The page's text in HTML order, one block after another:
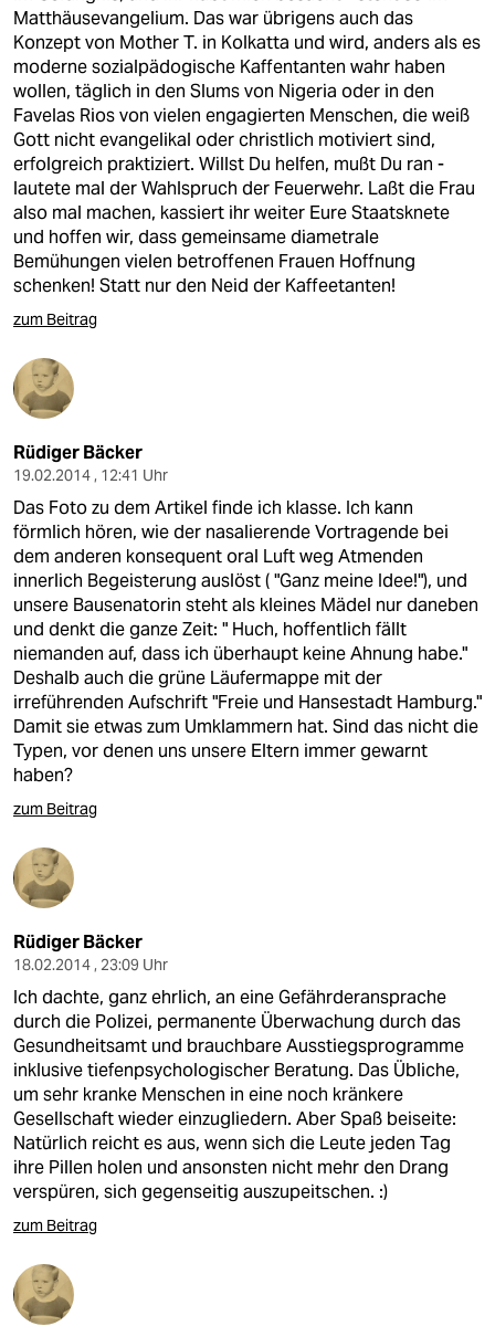
epaper login
Matthäusevangelium. Das war übrigens auch das
Konzept von Mother T. in Kolkatta und wird, anders als es
moderne sozialpädogische Kaffentanten wahr haben
wollen, täglich in den Slums von Nigeria oder in den
Favelas Rios von vielen engagierten Menschen, die weiß
Gott nicht evangelikal oder christlich motiviert sind,
erfolgreich praktiziert. Willst Du helfen, mußt Du ran -
lautete mal der Wahlspruch der Feuerwehr. Laßt die Frau
also mal machen, kassiert ihr weiter Eure Staatsknete
und hoffen wir, dass gemeinsame diametrale
Bemühungen vielen betroffenen Frauen Hoffnung
schenken! Statt nur den Neid der Kaffeetanten!
zum Beitrag
Rüdiger Bäcker
19.02.2014 , 12:41 Uhr
Das Foto zu dem Artikel finde ich klasse. Ich kann
förmlich hören, wie der nasalierende Vortragende bei
dem anderen konsequent oral Luft weg Atmenden
innerlich Begeisterung auslöst ( "Ganz meine Idee!"), und
unsere Bausenatorin steht als kleines Mädel nur daneben
und denkt die ganze Zeit: " Huch, hoffentlich fällt
niemanden auf, dass ich überhaupt keine Ahnung habe."
Deshalb auch die grüne Läufermappe mit der
irreführenden Aufschrift "Freie und Hansestadt Hamburg."
Damit sie etwas zum Umklammern hat. Sind das nicht die
Typen, vor denen uns unsere Eltern immer gewarnt
haben?
zum Beitrag
Rüdiger Bäcker
18.02.2014 , 23:09 Uhr
Ich dachte, ganz ehrlich, an eine Gefährderansprache
durch die Polizei, permanente Überwachung durch das
Gesundheitsamt und brauchbare Ausstiegsprogramme
inklusive tiefenpsychologischer Beratung. Das Übliche,
um sehr kranke Menschen in eine noch kränkere
Gesellschaft wieder einzugliedern. Aber Spaß beiseite:
Natürlich reicht es aus, wenn sich die Leute jeden Tag
ihre Pillen holen und ansonsten nicht mehr den Drang
verspüren, sich gegenseitig auszupeitschen. :)
zum Beitrag